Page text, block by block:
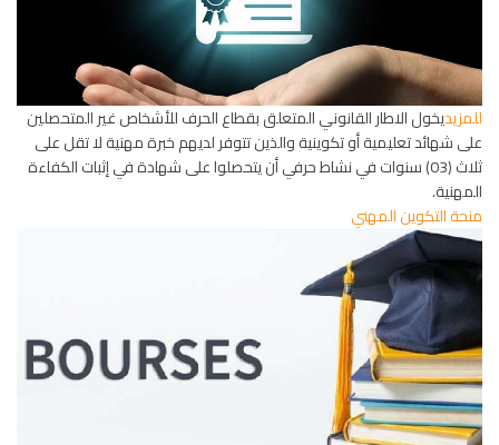
للمزيديخول الاطار القانوني المتعلق بقطاع الحرف للأشخاص غير المتحصلين
على شهائد تعليمية أو تكوينية والذين تتوفر لديهم خبرة مهنية لا تقل على
ثلاث (03) سنوات في نشاط حرفي أن يتحصلوا على شهادة في إثبات الكفاءة
المهنية.
منحة التكوين المهني